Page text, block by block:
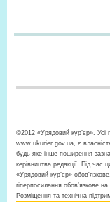
©2012 «Урядовий кур’єр». Усі
www.ukurier.gov.ua, є
будь-яке інше поширення
керівництва редакції. Під час
«Урядовий кур’єр»
гіперпосилання обов’язкове
Розміщення та технічна